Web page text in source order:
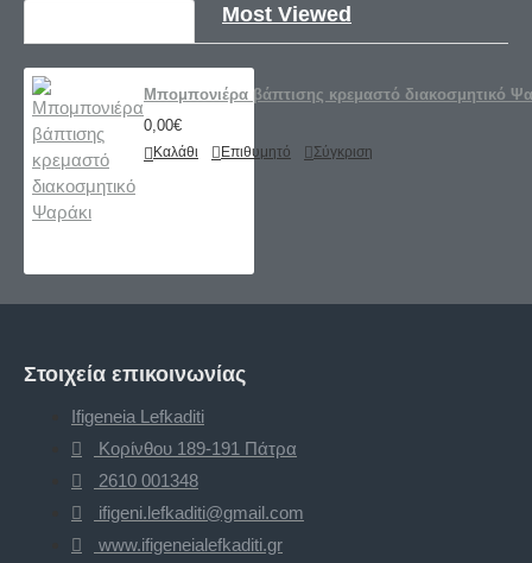
Most Viewed
Μπομπονιέρα βάπτισης κρεμαστό διακοσμητικό
0,00€
Καλάθι Επιθυμητό Σύγκριση
Στοιχεία επικοινωνίας
Ifigeneia Lefkaditi
Κορίνθου 189-191 Πάτρα
2610 001348
ifigeni.lefkaditi@gmail.com
www.ifigeneialefkaditi.gr